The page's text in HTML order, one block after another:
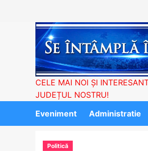
CELE MAI NOI ȘI
JUDEȚUL NOSTRU!
Eveniment
Administratie
Politică